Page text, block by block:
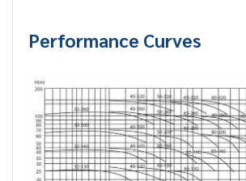
Performance Curves